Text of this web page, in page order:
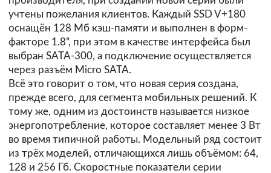
учтены пожелания клиентов. Каждый SSD V+180
оснащён 128 Мб кэш-памяти и выполнен в форм-
факторе 1.8”, при этом в качестве интерфейса был
выбран SATA-300, а подключение осуществляется
через разъём Micro SATA.
Всё это говорит о том, что новая серия создана,
прежде всего, для сегмента мобильных решений. К
тому же, одним из достоинств называется низкое
энергопотребление, которое составляет менее 3 Вт
во время типичной работы. Модельный ряд состоит
из трёх моделей, отличающихся лишь объёмом: 64,
128 и 256 Гб. Скоростные показатели серии